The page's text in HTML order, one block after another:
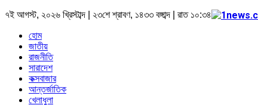
৭ই আগস্ট, ২০২৬ খ্রিস্টাব্দ | ২৩শে শ্রাবণ, ১৪৩৩ বঙ্গাব্দ | রাত ১০:৩৪
হোম
জাতীয়
রাজনীতি
সারাদেশ
কক্সবাজার
আন্তর্জাতিক
খেলাধুলা